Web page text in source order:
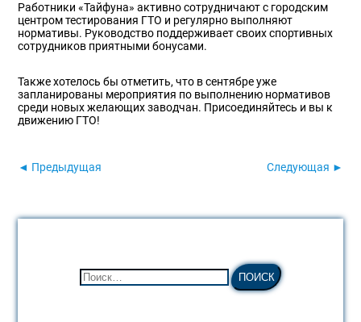
Работники «Тайфуна» активно сотрудничают с городским
центром тестирования ГТО и регулярно выполняют
нормативы. Руководство поддерживает своих спортивных
сотрудников приятными бонусами.
Также хотелось бы отметить, что в сентябре уже
запланированы мероприятия по выполнению нормативов
среди новых желающих заводчан. Присоединяйтесь и вы к
движению ГТО!
◄ Предыдущая Следующая ►